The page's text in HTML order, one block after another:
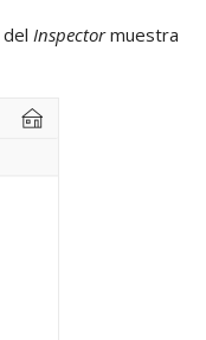
del Inspectormuestra